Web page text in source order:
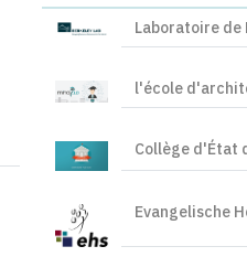
Laboratoire de
l'école
Collège d'État
Evangelische